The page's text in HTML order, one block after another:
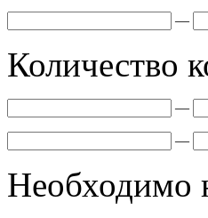
—
Количество
—
—
Необходимо